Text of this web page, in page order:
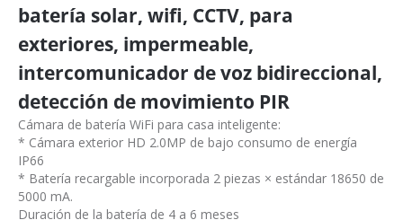
batería solar, wifi, CCTV, para
exteriores, impermeable,
intercomunicador de voz bidireccional,
detección de movimiento PIR
Cámara de batería WiFi para casa inteligente:
* Cámara exterior HD 2.0MP de bajo consumo de energía
IP66
* Batería recargable incorporada 2 piezas × estándar 18650 de
5000 mA.
Duración de la batería de 4 a 6 meses